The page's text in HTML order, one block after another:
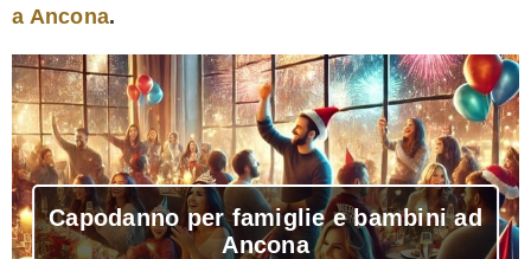
a Ancona.
Capodanno per famiglie e bambini ad
Ancona